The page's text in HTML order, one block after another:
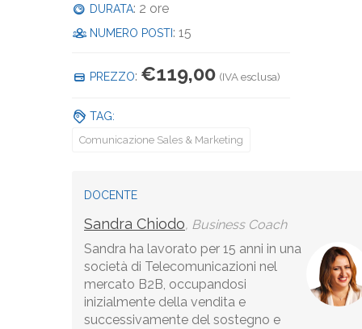
DURATA: 2 ore
NUMERO POSTI : 15
PREZZO: €119,00 (IVA esclusa)
TAG:
Comunicazione Sales & Marketing
DOCENTE
Sandra Chiodo, Business Coach
Sandra ha lavorato per 15 anni in una
società di Telecomunicazioni nel
mercato B2B, occupandosi
inizialmente della vendita e
successivamente del sostegno e